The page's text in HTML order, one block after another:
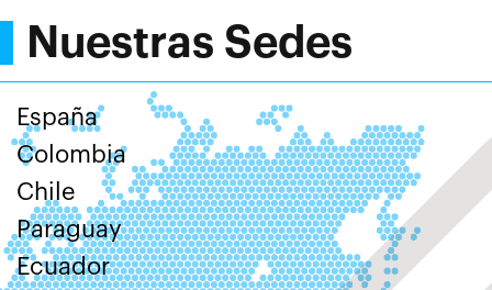
Nuestras Sedes
España
Colombia
Chile
Paraguay
Ecuador